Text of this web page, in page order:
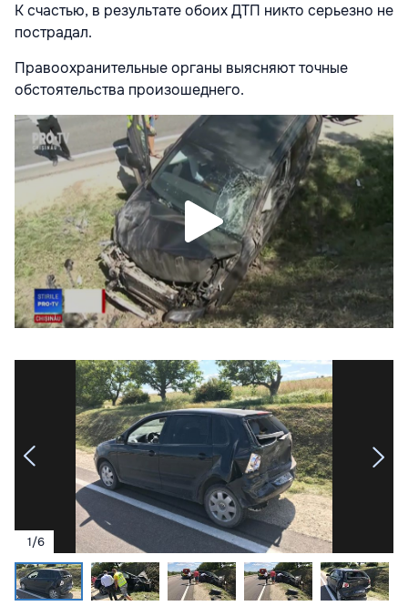
К счастью, в результате обоих ДТП никто серьезно не
пострадал.
Правоохранительные органы выясняют точные
обстоятельства произошеднего.
1/6